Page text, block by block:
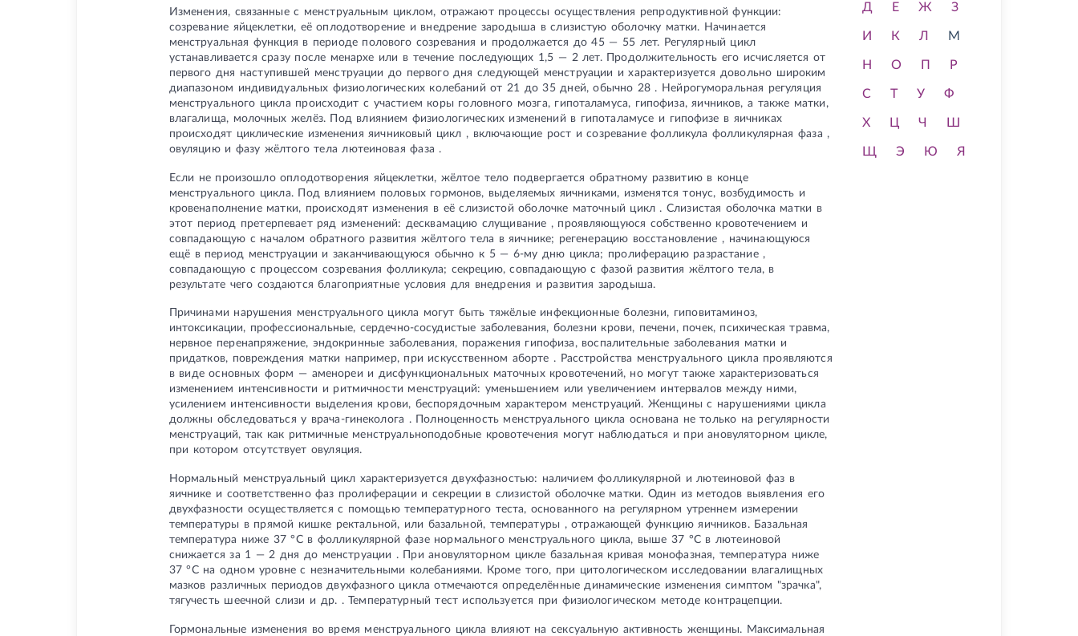
Изменения, связанные с менструальным циклом, отражают процессы осуществления репродуктивной функции:
созревание яйцеклетки, её оплодотворение и внедрение зародыша в слизистую оболочку матки. Начинается
менструальная функция в периоде полового созревания и продолжается до 45 — 55 лет. Регулярный цикл
устанавливается сразу после менархе или в течение последующих 1,5 — 2 лет. Продолжительность его исчисляется от
первого дня наступившей менструации до первого дня следующей менструации и характеризуется довольно широким
диапазоном индивидуальных физиологических колебаний от 21 до 35 дней, обычно 28 . Нейрогуморальная регуляция
менструального цикла происходит с участием коры головного мозга, гипоталамуса, гипофиза, яичников, а также матки,
влагалища, молочных желёз. Под влиянием физиологических изменений в гипоталамусе и гипофизе в яичниках
происходят циклические изменения яичниковый цикл , включающие рост и созревание фолликула фолликулярная фаза ,
овуляцию и фазу жёлтого тела лютеиновая фаза .
Если не произошло оплодотворения яйцеклетки, жёлтое тело подвергается обратному развитию в конце
менструального цикла. Под влиянием половых гормонов, выделяемых яичниками, изменятся тонус, возбудимость и
кровенаполнение матки, происходят изменения в её слизистой оболочке маточный цикл . Слизистая оболочка матки в
этот период претерпевает ряд изменений: десквамацию слущивание , проявляющуюся собственно кровотечением и
совпадающую с началом обратного развития жёлтого тела в яичнике; регенерацию восстановление , начинающуюся
ещё в период менструации и заканчивающуюся обычно к 5 — 6-му дню цикла; пролиферацию разрастание ,
совпадающую с процессом созревания фолликула; секрецию, совпадающую с фазой развития жёлтого тела, в
результате чего создаются благоприятные условия для внедрения и развития зародыша.
Причинами нарушения менструального цикла могут быть тяжёлые инфекционные болезни, гиповитаминоз,
интоксикации, профессиональные, сердечно-сосудистые заболевания, болезни крови, печени, почек, психическая травма,
нервное перенапряжение, эндокринные заболевания, поражения гипофиза, воспалительные заболевания матки и
придатков, повреждения матки например, при искусственном аборте . Расстройства менструального цикла проявляются
в виде основных форм — аменореи и дисфункциональных маточных кровотечений, но могут также характеризоваться
изменением интенсивности и ритмичности менструаций: уменьшением или увеличением интервалов между ними,
усилением интенсивности выделения крови, беспорядочным характером менструаций. Женщины с нарушениями цикла
должны обследоваться у врача-гинеколога . Полноценность менструального цикла основана не только на регулярности
менструаций, так как ритмичные менструальноподобные кровотечения могут наблюдаться и при ановуляторном цикле,
при котором отсутствует овуляция.
Нормальный менструальный цикл характеризуется двухфазностью: наличием фолликулярной и лютеиновой фаз в
яичнике и соответственно фаз пролиферации и секреции в слизистой оболочке матки. Один из методов выявления его
двухфазности осуществляется с помощью температурного теста, основанного на регулярном утреннем измерении
температуры в прямой кишке ректальной, или базальной, температуры , отражающей функцию яичников. Базальная
температура ниже 37 °С в фолликулярной фазе нормального менструального цикла, выше 37 °С в лютеиновой
снижается за 1 — 2 дня до менструации . При ановуляторном цикле базальная кривая монофазная, температура ниже
37 °С на одном уровне с незначительными колебаниями. Кроме того, при цитологическом исследовании влагалищных
мазков различных периодов двухфазного цикла отмечаются определённые динамические изменения симптом "зрачка",
тягучесть шеечной слизи и др. . Температурный тест используется при физиологическом методе контрацепции.
Гормональные изменения во время менструального цикла влияют на сексуальную активность женщины. Максимальная
Д Е Ж З
И К Л М
Н О П Р
С Т У Ф
Х Ц Ч Ш
Щ Э Ю Я